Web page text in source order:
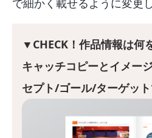
で細かく載せるように変更
▼CHECK！作品情報は何
キャッチコピーとイメー
セプト/ゴール/ターゲッ